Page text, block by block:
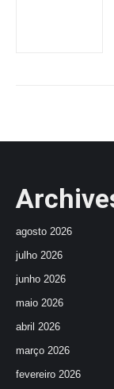
agosto 2026
julho 2026
junho 2026
maio 2026
abril 2026
março 2026
fevereiro 2026